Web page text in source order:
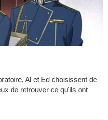
Al et Ed choisissent de
de retrouver ce qu'ils ont